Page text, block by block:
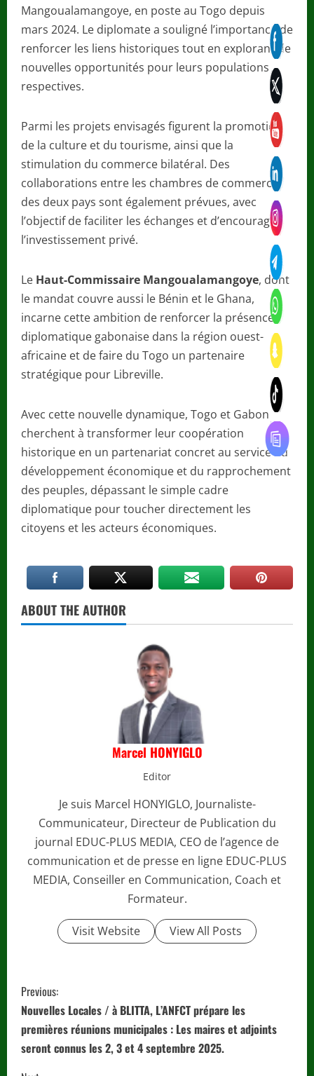
Mangoualamangoye, en poste au Togo depuis
mars 2024. Le diplomate a souligné l’importance de
renforcer les liens historiques tout en explorant de
nouvelles opportunités pour leurs populations
respectives.
Parmi les projets envisagés figurent la promotion
de la culture et du tourisme, ainsi que la
stimulation du commerce bilatéral. Des
collaborations entre les chambres de commerce
des deux pays sont également prévues, avec
l’objectif de faciliter les échanges et d’encourager
l’investissement privé.
Le Haut-Commissaire Mangoualamangoye, dont
le mandat couvre aussi le Bénin et le Ghana,
incarne cette ambition de renforcer la présence
diplomatique gabonaise dans la région ouest-
africaine et de faire du Togo un partenaire
stratégique pour Libreville.
Avec cette nouvelle dynamique, Togo et Gabon
cherchent à transformer leur coopération
historique en un partenariat concret au service du
développement économique et du rapprochement
des peuples, dépassant le simple cadre
diplomatique pour toucher directement les
citoyens et les acteurs économiques.
ABOUT THE AUTHOR
Marcel HONYIGLO
Editor
Je suis Marcel HONYIGLO, Journaliste-
Communicateur, Directeur de Publication du
journal EDUC-PLUS MEDIA, CEO de l’agence de
communication et de presse en ligne EDUC-PLUS
MEDIA, Conseiller en Communication, Coach et
Formateur.
Visit Website View All Posts
C
o
n
Previous:
Nouvelles Locales / à BLITTA, L’ANFCT prépare les
premières réunions municipales : Les maires et adjoints
seront connus les 2, 3 et 4 septembre 2025.